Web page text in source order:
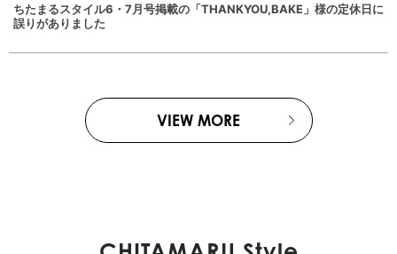
ちたまるスタイル6・7月号掲載の「THANKYOU,BAKE」様の定休日に
誤りがありました
VIEW MORE